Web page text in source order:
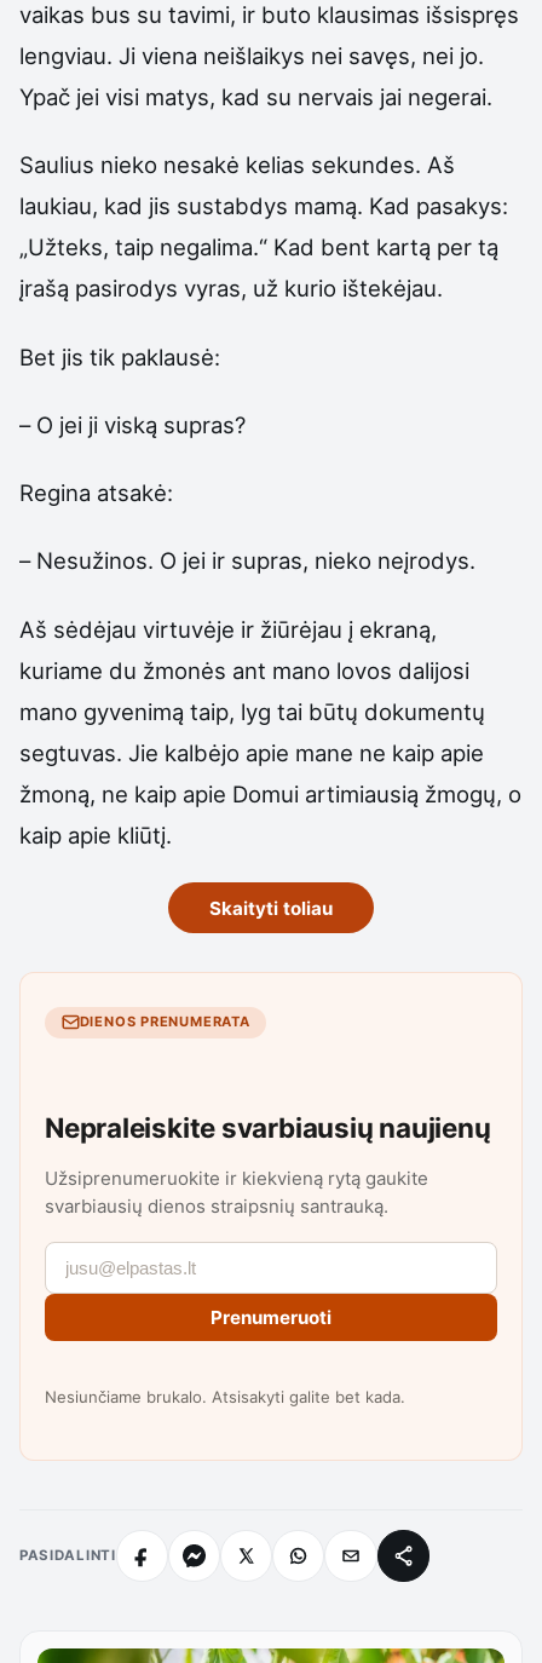
vaikas bus su tavimi, ir buto klausimas išsispręs
lengviau. Ji viena neišlaikys nei savęs, nei jo.
Ypač jei visi matys, kad su nervais jai negerai.
Saulius nieko nesakė kelias sekundes. Aš
laukiau, kad jis sustabdys mamą. Kad pasakys:
„Užteks, taip negalima.“ Kad bent kartą per tą
įrašą pasirodys vyras, už kurio ištekėjau.
Bet jis tik paklausė:
– O jei ji viską supras?
Regina atsakė:
– Nesužinos. O jei ir supras, nieko neįrodys.
Aš sėdėjau virtuvėje ir žiūrėjau į ekraną,
kuriame du žmonės ant mano lovos dalijosi
mano gyvenimą taip, lyg tai būtų dokumentų
segtuvas. Jie kalbėjo apie mane ne kaip apie
žmoną, ne kaip apie Domui artimiausią žmogų, o
kaip apie kliūtį.
Skaityti toliau
DIENOS PRENUMERATA
Nepraleiskite svarbiausių naujienų
Užsiprenumeruokite ir kiekvieną rytą gaukite
svarbiausių dienos straipsnių santrauką.
Prenumeruoti
Nesiunčiame brukalo. Atsisakyti galite bet kada.
PASIDALINTI